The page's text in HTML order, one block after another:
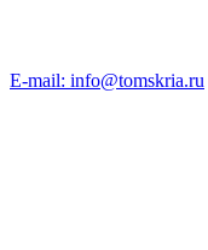
E-mail: info@tomskria.ru